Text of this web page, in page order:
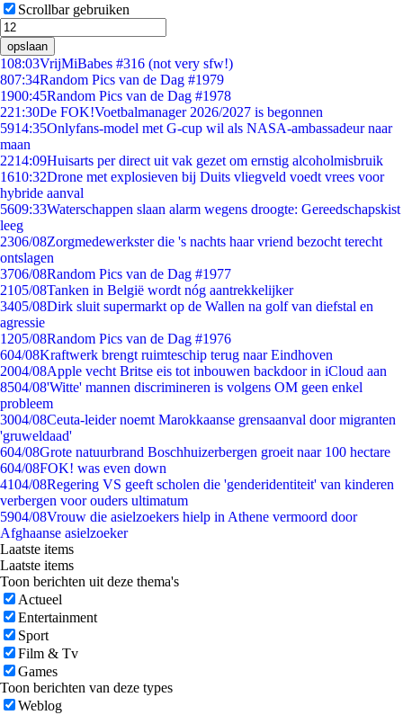
Scrollbar gebruiken
opslaan
108:03VrijMiBabes #316 (not very sfw!)
807:34Random Pics van de Dag #1979
1900:45Random Pics van de Dag #1978
221:30De FOK!Voetbalmanager 2026/2027 is begonnen
5914:35Onlyfans-model met G-cup wil als NASA-ambassadeur naar
maan
2214:09Huisarts per direct uit vak gezet om ernstig alcoholmisbruik
1610:32Drone met explosieven bij Duits vliegveld voedt vrees voor
hybride aanval
5609:33Waterschappen slaan alarm wegens droogte: Gereedschapskist
leeg
2306/08Zorgmedewerkster die 's nachts haar vriend bezocht terecht
ontslagen
3706/08Random Pics van de Dag #1977
2105/08Tanken in België wordt nóg aantrekkelijker
3405/08Dirk sluit supermarkt op de Wallen na golf van diefstal en
agressie
1205/08Random Pics van de Dag #1976
604/08Kraftwerk brengt ruimteschip terug naar Eindhoven
2004/08Apple vecht Britse eis tot inbouwen backdoor in iCloud aan
8504/08'Witte' mannen discrimineren is volgens OM geen enkel
probleem
3004/08Ceuta-leider noemt Marokkaanse grensaanval door migranten
'gruweldaad'
604/08Grote natuurbrand Boschhuizerbergen groeit naar 100 hectare
604/08FOK! was even down
4104/08Regering VS geeft scholen die 'genderidentiteit' van kinderen
verbergen voor ouders ultimatum
5904/08Vrouw die asielzoekers hielp in Athene vermoord door
Afghaanse asielzoeker
Laatste items
Laatste items
Toon berichten uit deze thema's
Actueel
Entertainment
Sport
Film & Tv
Games
Toon berichten van deze types
Weblog